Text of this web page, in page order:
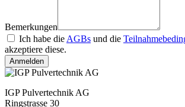
Bemerkungen
Ich habe die AGBs und die
akzeptiere diese.
Anmelden
IGP Pulvertechnik AG
Ringstrasse 30